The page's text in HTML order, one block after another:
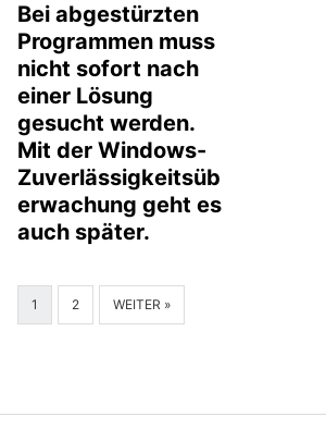
Bei abgestürzten
Programmen muss
nicht sofort nach
einer Lösung
gesucht werden.
Mit der Windows-
Zuverlässigkeitsüb
erwachung geht es
auch später.
1 2 WEITER »